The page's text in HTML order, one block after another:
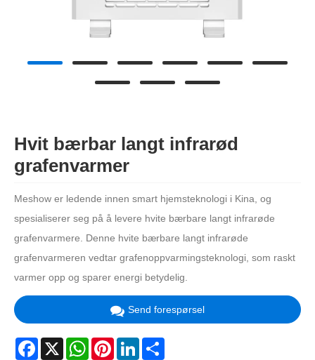
Hvit bærbar langt infrarød
grafenvarmer
Meshow er ledende innen smart hjemsteknologi i Kina, og
spesialiserer seg på å levere hvite bærbare langt infrarøde
grafenvarmere. Denne hvite bærbare langt infrarøde
grafenvarmeren vedtar grafenoppvarmingsteknologi, som raskt
varmer opp og sparer energi betydelig.
Send forespørsel
Facebook
X WhatsAppPinterestLinkedIn